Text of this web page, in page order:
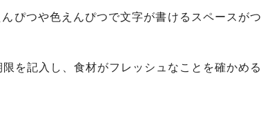
ぴつや色えんぴつで文字が書けるスペースがつ
を記入し、食材がフレッシュなことを確かめる